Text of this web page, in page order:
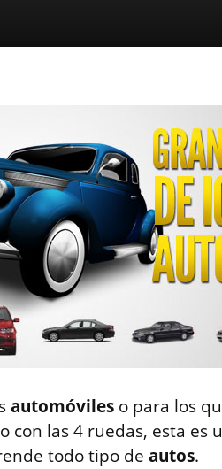
automóviles o para los
con las 4 ruedas, esta es
todo tipo de autos.